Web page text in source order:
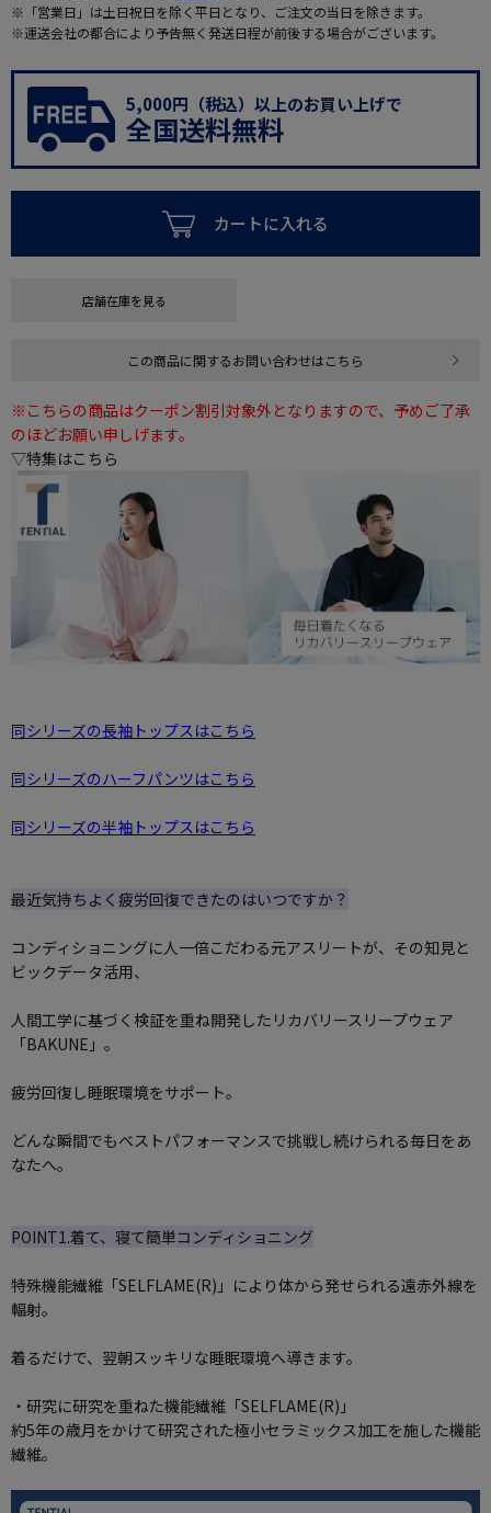
※「営業日」は土日祝日を除く平日となり、ご注文の当日を除きます。
※運送会社の都合により予告無く発送日程が前後する場合がございます。
5,000円（税込）以上のお買い上げで
全国送料無料
カートに入れる
店舗在庫を見る
この商品に関するお問い合わせはこちら
※こちらの商品はクーポン割引対象外となりますので、予めご了承
のほどお願い申しげます。
▽特集はこちら
同シリーズの長袖トップスはこちら
同シリーズのハーフパンツはこちら
同シリーズの半袖トップスはこちら
最近気持ちよく疲労回復できたのはいつですか？
コンディショニングに人一倍こだわる元アスリートが、その知見と
ビックデータ活用、
人間工学に基づく検証を重ね開発したリカバリースリープウェア
「BAKUNE」。
疲労回復し睡眠環境をサポート。
どんな瞬間でもベストパフォーマンスで挑戦し続けられる毎日をあ
なたへ。
POINT1.着て、寝て簡単コンディショニング
特殊機能繊維「SELFLAME(R)」により体から発せられる遠赤外線を
輻射。
着るだけで、翌朝スッキリな睡眠環境へ導きます。
・研究に研究を重ねた機能繊維「SELFLAME(R)」
約5年の歳月をかけて研究された極小セラミックス加工を施した機能
繊維。